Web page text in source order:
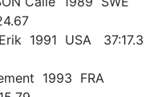
1991 USA 37:17.3
1993 FRA